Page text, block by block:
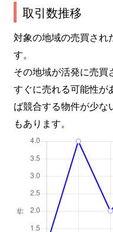
取引数推移
対象の地域の売買され
す。
その地域が活発に売
すぐに売れる可能性が
ば競合する物件が少な
もあります。